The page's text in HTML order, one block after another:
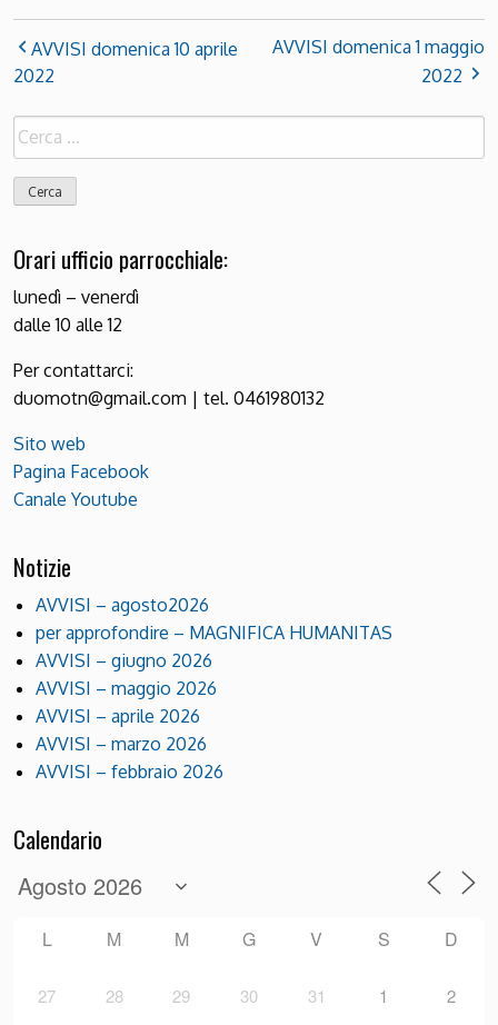
AVVISI domenica 10 aprile
2022
AVVISI domenica 1 maggio
2022
Ricerca
per:
Orari ufficio parrocchiale:
lunedì – venerdì
dalle 10 alle 12
Per contattarci:
duomotn@gmail.com | tel. 0461980132
Sito web
Pagina Facebook
Canale Youtube
Notizie
AVVISI – agosto2026
per approfondire – MAGNIFICA HUMANITAS
AVVISI – giugno 2026
AVVISI – maggio 2026
AVVISI – aprile 2026
AVVISI – marzo 2026
AVVISI – febbraio 2026
Calendario
L M M G V S D
27 28 29 30 31 1 2